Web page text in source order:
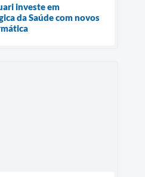
investe em
da Saúde com novos